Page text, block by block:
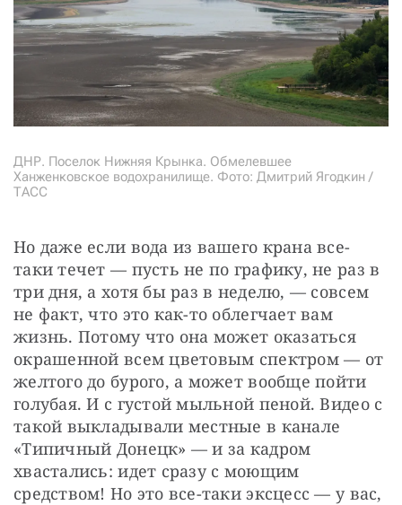
ДНР. Поселок Нижняя Крынка. Обмелевшее
Ханженковское водохранилище. Фото: Дмитрий Ягодкин /
ТАСС
Но даже если вода из вашего крана все-
таки течет — пусть не по графику, не раз в
три дня, а хотя бы раз в неделю, — совсем
не факт, что это как-то облегчает вам
жизнь. Потому что она может оказаться
окрашенной всем цветовым спектром — от
желтого до бурого, а может вообще пойти
голубая. И с густой мыльной пеной. Видео с
такой выкладывали местные в канале
«Типичный Донецк» — и за кадром
хвастались: идет сразу с моющим
средством! Но это все-таки эксцесс — у вас,